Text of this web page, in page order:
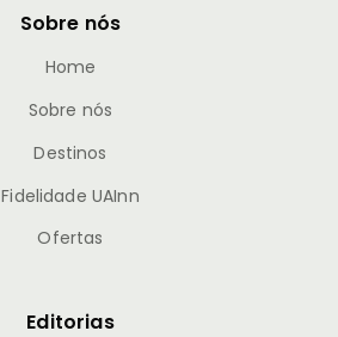
Sobre nós
Home
Sobre nós
Destinos
Fidelidade UAInn
Ofertas
Editorias